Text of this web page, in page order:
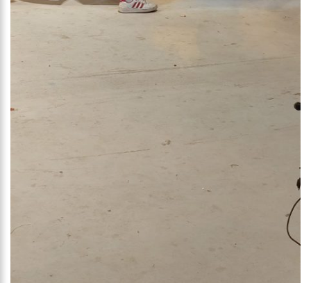
Vem ai o Bloco das Abandonadas do Nucleo 13 na